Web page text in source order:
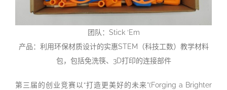
团队：Stick ‘Em
产品：利用环保材质设计的实惠STEM（科技工数）教学材料
包，包括免洗筷、3D打印的连接部件
第三届的创业竞赛以“打造更美好的未来”(Forging a Brighter